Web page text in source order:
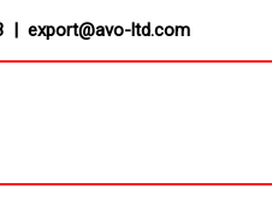
| export@avo-ltd.com